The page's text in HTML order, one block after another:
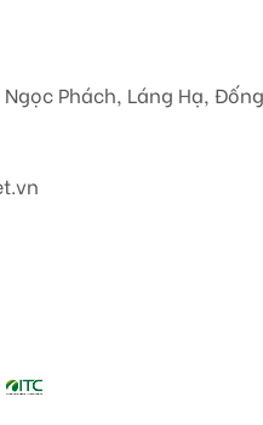
Phách, Láng Hạ,